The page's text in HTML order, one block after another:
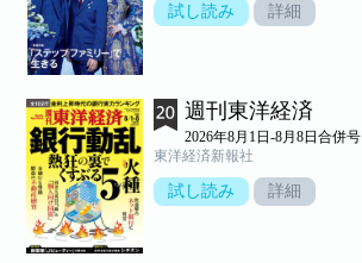
試し読み 詳細
週刊東洋経済
2026年8月1日-8月8日合併号
東洋経済新報社
試し読み 詳細